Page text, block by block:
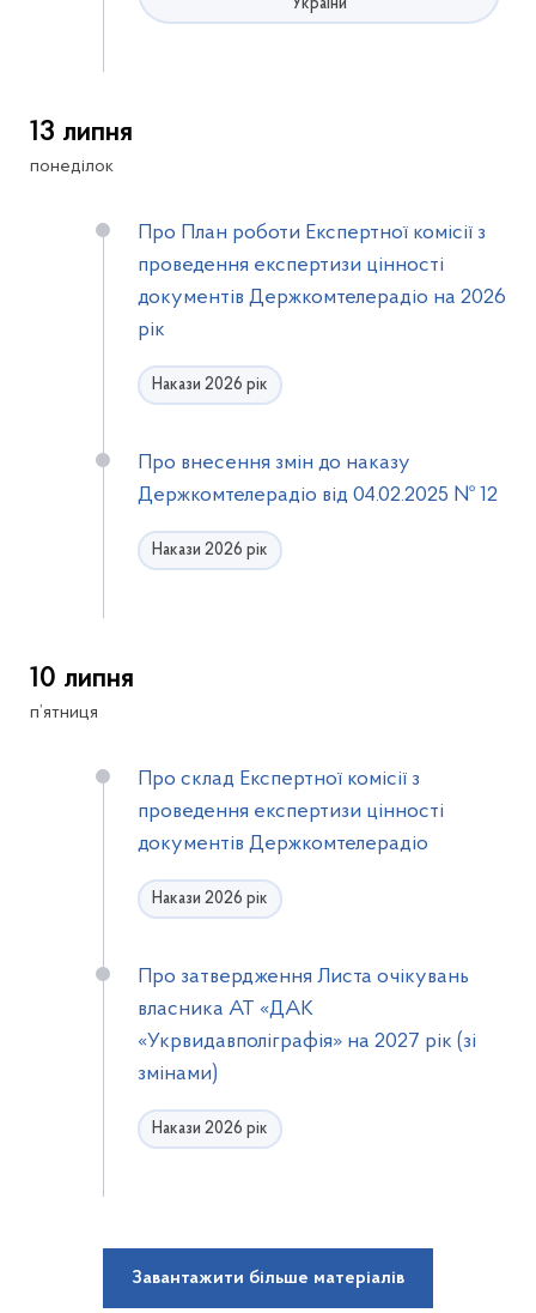
України
13 липня
понеділок
Про План роботи Експертної комісії з
проведення експертизи цінності
документів Держкомтелерадіо на 2026
рік
Накази 2026 рік
Про внесення змін до наказу
Держкомтелерадіо від 04.02.2025 № 12
Накази 2026 рік
10 липня
п’ятниця
Про склад Експертної комісії з
проведення експертизи цінності
документів Держкомтелерадіо
Накази 2026 рік
Про затвердження Листа очікувань
власника АТ «ДАК
«Укрвидавполіграфія» на 2027 рік (зі
змінами)
Накази 2026 рік
Завантажити більше матеріалів